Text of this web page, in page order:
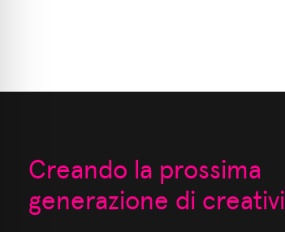
Creando la prossima
generazione di creativi